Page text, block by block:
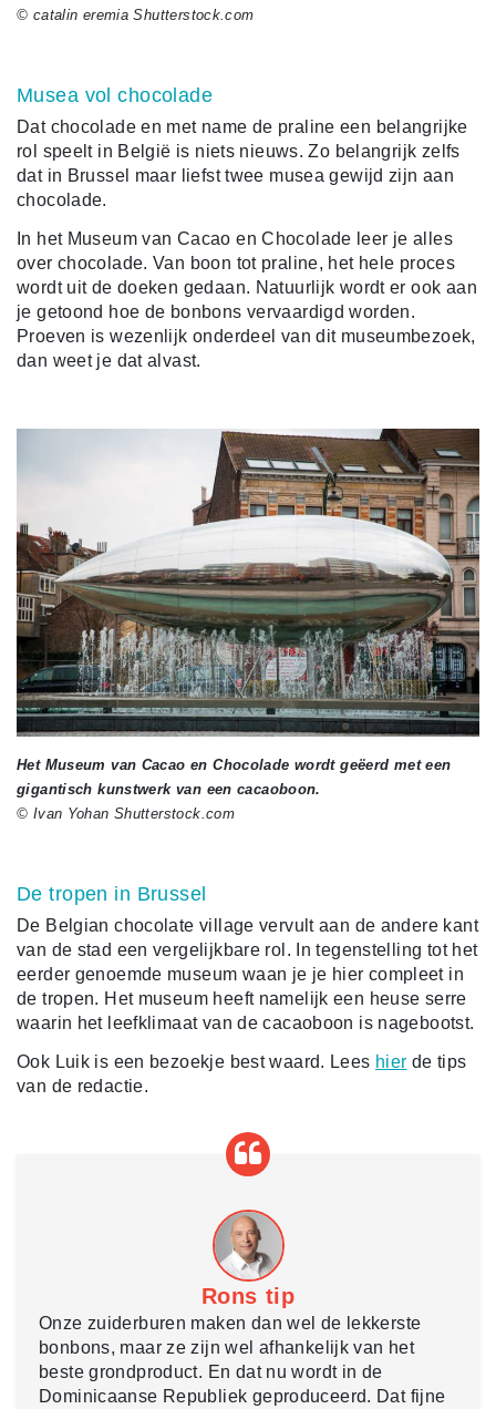
© catalin eremia Shutterstock.com
Musea vol chocolade
Dat chocolade en met name de praline een belangrijke
rol speelt in België is niets nieuws. Zo belangrijk zelfs
dat in Brussel maar liefst twee musea gewijd zijn aan
chocolade.
In het Museum van Cacao en Chocolade leer je alles
over chocolade. Van boon tot praline, het hele proces
wordt uit de doeken gedaan. Natuurlijk wordt er ook aan
je getoond hoe de bonbons vervaardigd worden.
Proeven is wezenlijk onderdeel van dit museumbezoek,
dan weet je dat alvast.
Het Museum van Cacao en Chocolade wordt geëerd met een
gigantisch kunstwerk van een cacaoboon.
© Ivan Yohan Shutterstock.com
De tropen in Brussel
De Belgian chocolate village vervult aan de andere kant
van de stad een vergelijkbare rol. In tegenstelling tot het
eerder genoemde museum waan je je hier compleet in
de tropen. Het museum heeft namelijk een heuse serre
waarin het leefklimaat van de cacaoboon is nagebootst.
Ook Luik is een bezoekje best waard. Lees hier de tips
van de redactie.
Rons tip
Onze zuiderburen maken dan wel de lekkerste
bonbons, maar ze zijn wel afhankelijk van het
beste grondproduct. En dat nu wordt in de
Dominicaanse Republiek geproduceerd. Dat fijne